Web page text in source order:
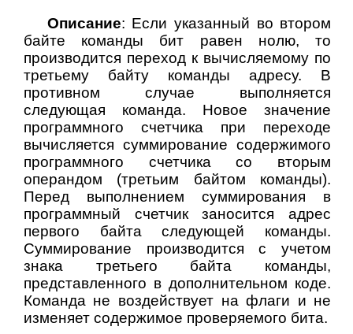
Описание: Если указанный во втором
байте команды бит равен нолю, то
производится переход к вычисляемому по
третьему байту команды адресу. В
противном случае выполняется
следующая команда. Новое значение
программного счетчика при переходе
вычисляется суммирование содержимого
программного счетчика со вторым
операндом (третьим байтом команды).
Перед выполнением суммирования в
программный счетчик заносится адрес
первого байта следующей команды.
Суммирование производится с учетом
знака третьего байта команды,
представленного в дополнительном коде.
Команда не воздействует на флаги и не
изменяет содержимое проверяемого бита.